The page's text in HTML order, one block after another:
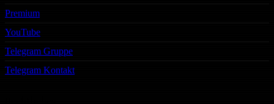
Premium
YouTube
Telegram Gruppe
Telegram Kontakt